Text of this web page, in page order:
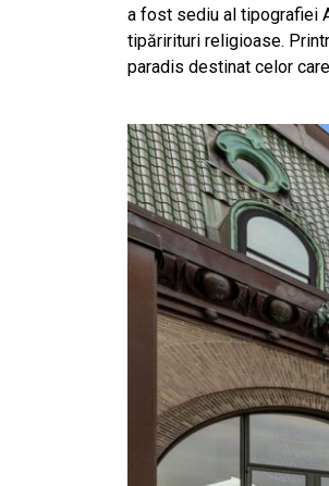
a fost sediu al tipografiei
tipăririturi religioase.
paradis destinat celor